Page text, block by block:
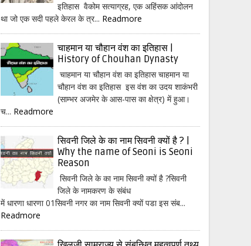
इतिहास वैकोम सत्याग्रह, एक अहिंसक आंदोलन
था जो एक सदी पहले केरल के त्र... Readmore
चाहमान या चौहान वंश का इतिहास |
History of Chouhan Dynasty
चाहमान या चौहान वंश का इतिहास चाहमान या
चौहान वंश का इतिहास इस वंश का उदय शाकंभरी
(साम्भर अजमेर के आस-पास का क्षेत्र) में हुआ।
च... Readmore
सिवनी जिले के का नाम सिवनी क्यों है ? |
Why the name of Seoni is Seoni
Reason
सिवनी जिले के का नाम सिवनी क्यों है ?सिवनी
जिले के नामकरण के संबंध
में धारणा धारणा 01सिवनी नगर का नाम सिवनी क्यों पडा इस संब...
Readmore